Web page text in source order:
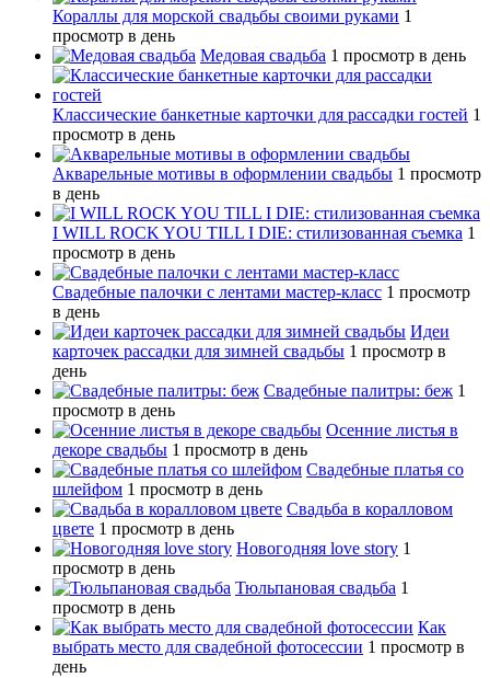
Кораллы для морской свадьбы своими руками 1
просмотр в день
Медовая свадьба 1 просмотр в день
Классические банкетные карточки для рассадки гостей 1
просмотр в день
Акварельные мотивы в оформлении свадьбы 1 просмотр
в день
I WILL ROCK YOU TILL I DIE: стилизованная съемка 1
просмотр в день
Свадебные палочки с лентами мастер-класс 1 просмотр
в день
Идеи
карточек рассадки для зимней свадьбы 1 просмотр в
день
Свадебные палитры: беж 1
просмотр в день
Осенние листья в
декоре свадьбы 1 просмотр в день
Свадебные платья со
шлейфом 1 просмотр в день
Свадьба в коралловом
цвете 1 просмотр в день
Новогодняя love story 1
просмотр в день
Тюльпановая свадьба 1
просмотр в день
Как
выбрать место для свадебной фотосессии 1 просмотр в
день